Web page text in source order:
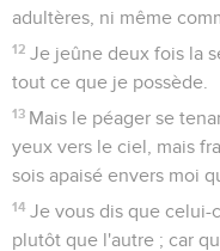
adultères, ni même
12 Je jeûne deux fois la
tout ce que je possède.
13 Mais le péager se
yeux vers le ciel, mais
sois apaisé envers moi
14 Je vous dis que celui-
plutôt que l'autre ; car